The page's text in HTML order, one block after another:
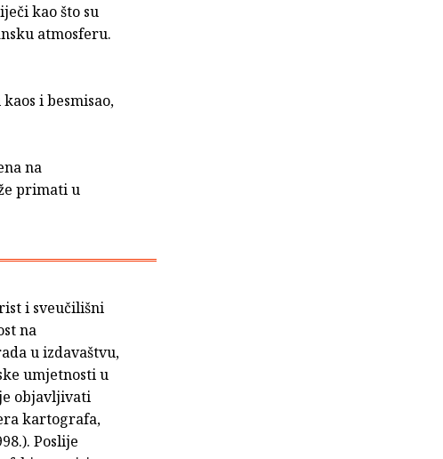
kao što su
atmosferu.
i besmisao,
na
primati u
i sveučilišni
na
u izdavaštvu,
umjetnosti u
objavljivati
kartografa,
Poslije